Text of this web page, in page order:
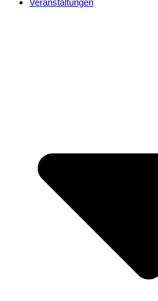
Veranstaltungen